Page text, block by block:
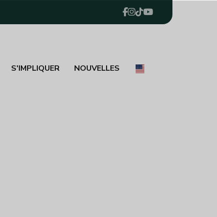
S'IMPLIQUER NOUVELLES